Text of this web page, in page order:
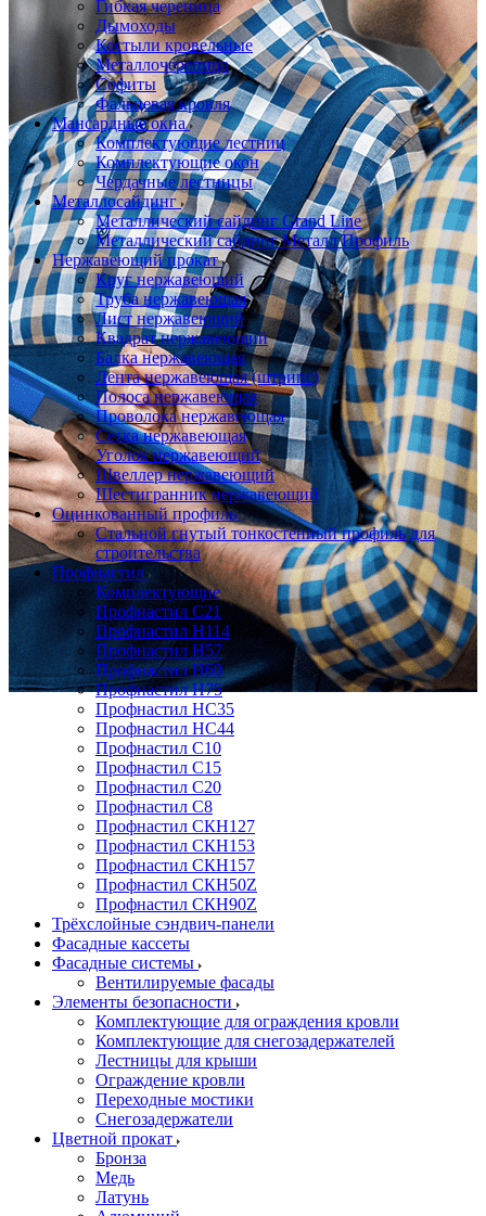
Гибкая черепица
Дымоходы
Костыли кровельные
Металлочерепица
Софиты
Фальцевая кровля
Мансардные окна
Комплектующие лестниц
Комплектующие окон
Чердачные лестницы
Металлосайдинг
Металлический сайдинг Grand Line
Металлический сайдинг Металл Профиль
Нержавеющий прокат
Круг нержавеющий
Труба нержавеющая
Лист нержавеющий
Квадрат нержавеющий
Балка нержавеющая
Лента нержавеющая (штрипс)
Полоса нержавеющая
Проволока нержавеющая
Сетка нержавеющая
Уголок нержавеющий
Швеллер нержавеющий
Шестигранник нержавеющий
Оцинкованный профиль
Стальной гнутый тонкостенный профиль для
строительства
Профнастил
Комплектующие
Профнастил C21
Профнастил Н114
Профнастил Н57
Профнастил Н60
Профнастил Н75
Профнастил НС35
Профнастил НС44
Профнастил С10
Профнастил С15
Профнастил С20
Профнастил С8
Профнастил СКН127
Профнастил СКН153
Профнастил СКН157
Профнастил СКН50Z
Профнастил СКН90Z
Трёхслойные сэндвич-панели
Фасадные кассеты
Фасадные системы
Вентилируемые фасады
Элементы безопасности
Комплектующие для ограждения кровли
Комплектующие для снегозадержателей
Лестницы для крыши
Ограждение кровли
Переходные мостики
Снегозадержатели
Цветной прокат
Бронза
Медь
Латунь